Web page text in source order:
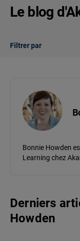
Le blog
Filtrer par
Bonnie Howden
Learning chez
Derniers
Howden